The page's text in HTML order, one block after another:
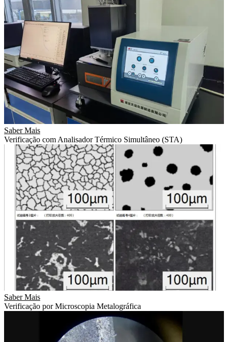
Saber Mais
Verificação com Analisador Térmico Simultâneo (STA)
Saber Mais
Verificação por Microscopia Metalográfica